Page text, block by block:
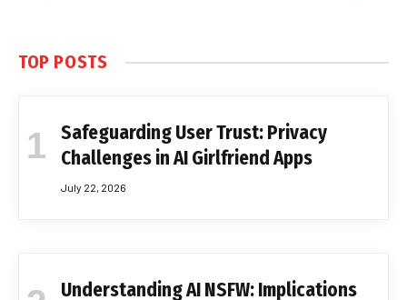
TOP POSTS
Safeguarding User Trust: Privacy
Challenges in AI Girlfriend Apps
July 22, 2026
Understanding AI NSFW: Implications